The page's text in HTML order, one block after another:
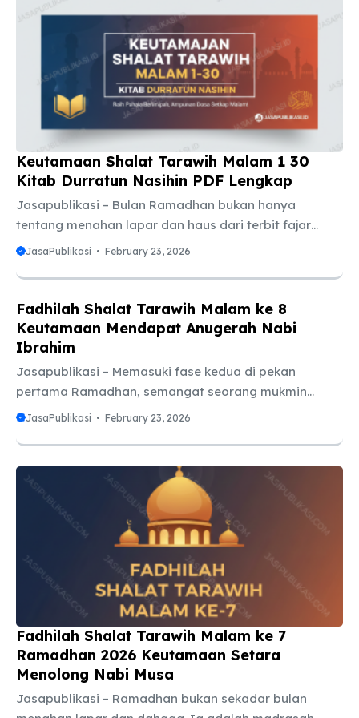
tanggal berapa? Pertanyaan ini bukan sekadar rasa
penasaran biasa. Mengetahui estimasi tanggal
Lebaran sangat penting untuk merencanakan banyak
hal, mulai dari memesan tiket mudik, mengatur jadwal
cuti kantor, hingga mempersiapkan anggaran untuk
konsumsi ...
Keutamaan Shalat Tarawih Malam 1 30
Kitab Durratun Nasihin PDF Lengkap
Jasapublikasi – Bulan Ramadhan bukan hanya
tentang menahan lapar dan haus dari terbit fajar
hingga terbenam matahari. Ramadhan adalah sebuah
membersihkan jiwa manusia. Salah satu ibadah yang
paling dinanti dan menjadi ciri khas bulan suci ini
adalah shalat Tarawih. Banyak umat Muslim yang
mencari motivasi lebih untuk tetap konsisten
menjalankan tarawih hingga akhir bulan. Salah satu
rujukan yang sangat populer di kalangan santri dan
adalah Kitab Durratun Nasihin ...
JasaPublikasi February 23, 2026
Fadhilah Shalat Tarawih Malam ke 8
Keutamaan Mendapat Anugerah Nabi
Ibrahim
Jasapublikasi – Memasuki fase kedua di pekan
pertama Ramadhan, semangat seorang mukmin
sering kali diuji oleh rasa lelah fisik. Namun, tahukah
“hadiah” khusus yang disiapkan oleh Allah SWT?
Setelah melewati malam ketujuh yang setara dengan
menolong Nabi Musa, kini kita sampai pada
pembahasan mengenai fadhilah shalat tarawih
malam ke 8. Memahami keutamaan ini bukan sekadar
menambah wawasan, melainkan menjadi bahan bakar
spiritual agar kita tetap konsisten berdiri di barisan
saf hingga ...
JasaPublikasi February 23, 2026
Fadhilah Shalat Tarawih Malam ke 7
Ramadhan 2026 Keutamaan Setara
Menolong Nabi Musa
Jasapublikasi – Ramadhan bukan sekadar bulan